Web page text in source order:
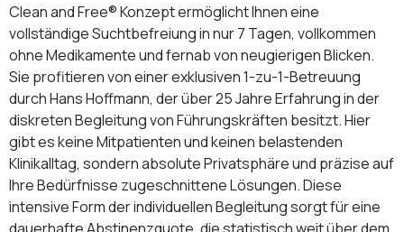
Clean and Free® Konzept ermöglicht Ihnen eine
vollständige Suchtbefreiung in nur 7 Tagen, vollkommen
ohne Medikamente und fernab von neugierigen Blicken.
Sie profitieren von einer exklusiven 1-zu-1-Betreuung
durch Hans Hoffmann, der über 25 Jahre Erfahrung in der
diskreten Begleitung von Führungskräften besitzt. Hier
gibt es keine Mitpatienten und keinen belastenden
Klinikalltag, sondern absolute Privatsphäre und präzise auf
Ihre Bedürfnisse zugeschnittene Lösungen. Diese
intensive Form der individuellen Begleitung sorgt für eine